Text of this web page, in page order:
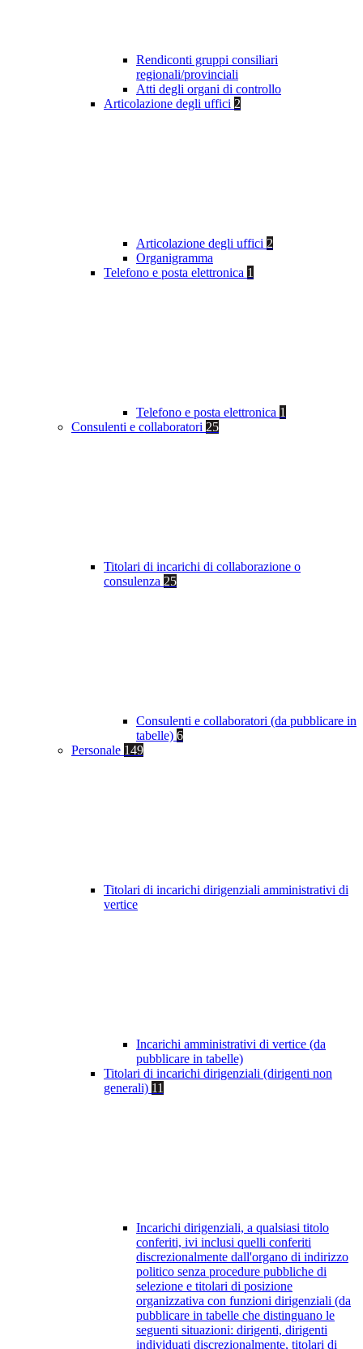
Rendiconti gruppi consiliari
regionali/provinciali
Atti degli organi di controllo
Articolazione degli uffici 2
Articolazione degli uffici 2
Organigramma
Telefono e posta elettronica 1
Telefono e posta elettronica 1
Consulenti e collaboratori 25
Titolari di incarichi di collaborazione o
consulenza 25
Consulenti e collaboratori (da pubblicare in
tabelle) 6
Personale 149
Titolari di incarichi dirigenziali amministrativi di
vertice
Incarichi amministrativi di vertice (da
pubblicare in tabelle)
Titolari di incarichi dirigenziali (dirigenti non
generali) 11
Incarichi dirigenziali, a qualsiasi titolo
conferiti, ivi inclusi quelli conferiti
discrezionalmente dall'organo di indirizzo
politico senza procedure pubbliche di
selezione e titolari di posizione
organizzativa con funzioni dirigenziali (da
pubblicare in tabelle che distinguano le
seguenti situazioni: dirigenti, dirigenti
individuati discrezionalmente, titolari di